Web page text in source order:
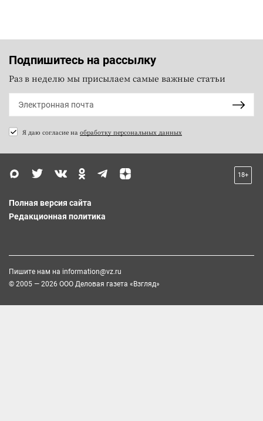
Подпишитесь на рассылку
Раз в неделю мы присылаем самые важные статьи
Я даю согласие на обработку персональных данных
18+
Полная версия сайта
Редакционная политика
Пишите нам на information@vz.ru
© 2005 — 2026 ООО Деловая газета «Взгляд»